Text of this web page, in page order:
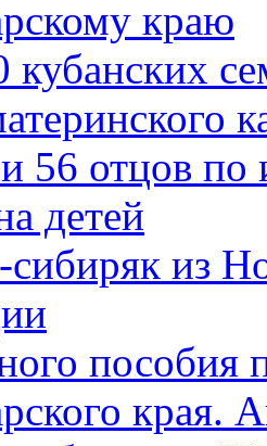
краю
кубанских
56 отцов по
детей
сибиряк из
пособия
края.